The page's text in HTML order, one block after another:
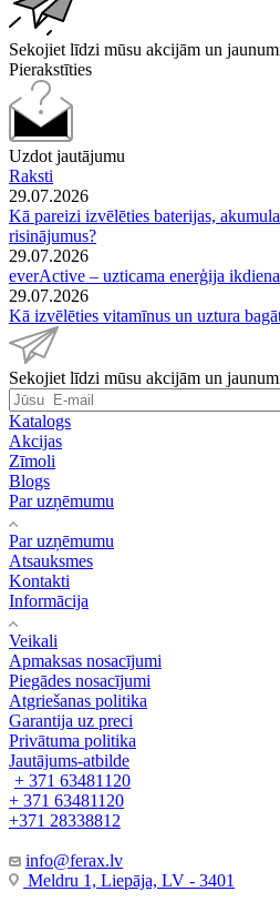
Sekojiet līdzi mūsu akcijām un
Pierakstīties
Uzdot jautājumu
Raksti
29.07.2026
Kā pareizi izvēlēties baterijas,
risinājumus?
29.07.2026
everActive – uzticama enerģija
29.07.2026
Kā izvēlēties vitamīnus un uztura
Sekojiet līdzi mūsu akcijām un
Katalogs
Akcijas
Zīmoli
Blogs
Par uzņēmumu
Par uzņēmumu
Atsauksmes
Kontakti
Informācija
Veikali
Apmaksas nosacījumi
Piegādes nosacījumi
Atgriešanas politika
Garantija uz preci
Privātuma politika
Jautājums-atbilde
+ 371 63481120
+ 371 63481120
+371 28338812
info@ferax.lv
Meldru 1, Liepāja, LV - 3401